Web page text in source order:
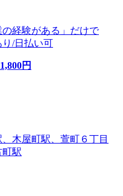
の経験がある」だけで
/日払い可
1,800円
木屋町駅、萱町６丁目
駅